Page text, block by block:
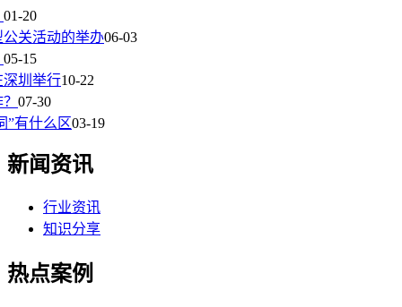
01-20
关活动的举办06-03
05-15
深圳举行10-22
07-30
”有什么区03-19
新闻资讯
行业资讯
知识分享
热点案例